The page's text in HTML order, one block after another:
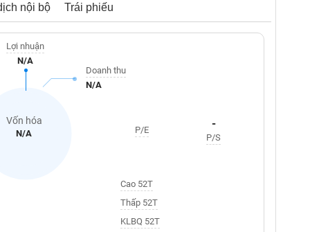
nội bộ Trái phiếu
Vốn hóa
N/A
Lợi nhuận
N/A
Doanh thu
N/A
P/E -
P/S
Cao 52T
Thấp 52T
KLBQ 52T